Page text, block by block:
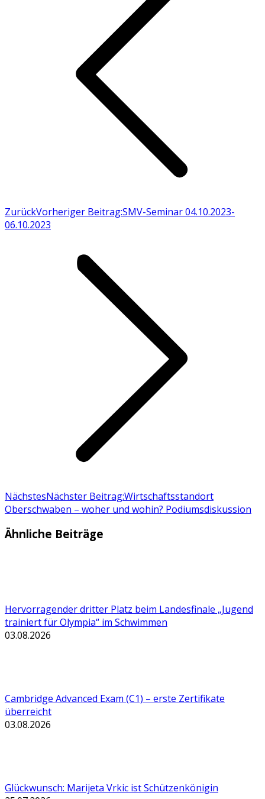
ZurückVorheriger Beitrag:SMV-Seminar 04.10.2023-
06.10.2023
NächstesNächster Beitrag:Wirtschaftsstandort
Oberschwaben – woher und wohin? Podiumsdiskussion
Ähnliche Beiträge
Hervorragender dritter Platz beim Landesfinale „Jugend
trainiert für Olympia“ im Schwimmen
03.08.2026
Cambridge Advanced Exam (C1) – erste Zertifikate
überreicht
03.08.2026
Glückwunsch: Marijeta Vrkic ist Schützenkönigin